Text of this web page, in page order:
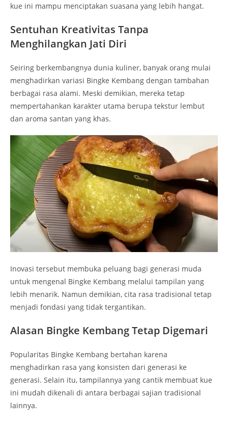
kue ini mampu menciptakan suasana yang lebih hangat.
Sentuhan Kreativitas Tanpa
Menghilangkan Jati Diri
Seiring berkembangnya dunia kuliner, banyak orang mulai
menghadirkan variasi Bingke Kembang dengan tambahan
berbagai rasa alami. Meski demikian, mereka tetap
mempertahankan karakter utama berupa tekstur lembut
dan aroma santan yang khas.
Inovasi tersebut membuka peluang bagi generasi muda
untuk mengenal Bingke Kembang melalui tampilan yang
lebih menarik. Namun demikian, cita rasa tradisional tetap
menjadi fondasi yang tidak tergantikan.
Alasan Bingke Kembang Tetap Digemari
Popularitas Bingke Kembang bertahan karena
menghadirkan rasa yang konsisten dari generasi ke
generasi. Selain itu, tampilannya yang cantik membuat kue
ini mudah dikenali di antara berbagai sajian tradisional
lainnya.